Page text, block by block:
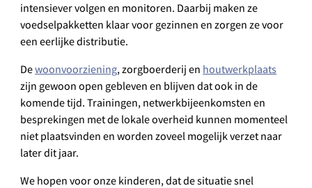
intensiever volgen en monitoren. Daarbij maken ze
voedselpakketten klaar voor gezinnen en zorgen ze voor
een eerlijke distributie.
Dewoonvoorziening, zorgboerderij en houtwerkplaats
zijn gewoon open gebleven en blijven dat ook in de
komende tijd. Trainingen, netwerkbijeenkomsten en
besprekingen met de lokale overheid kunnen momenteel
niet plaatsvinden en worden zoveel mogelijk verzet naar
later dit jaar.
We hopen voor onze kinderen, dat de situatie snel